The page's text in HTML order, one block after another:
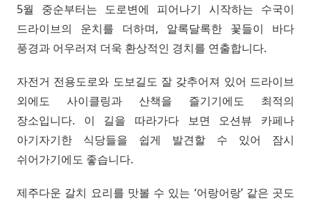
5월 중순부터는 도로변에 피어나기 시작하는 수국이
드라이브의 운치를 더하며, 알록달록한 꽃들이 바다
풍경과 어우러져 더욱 환상적인 경치를 연출합니다.
자전거 전용도로와 도보길도 잘 갖추어져 있어 드라이브
외에도 사이클링과 산책을 즐기기에도 최적의
장소입니다. 이 길을 따라가다 보면 오션뷰 카페나
아기자기한 식당들을 쉽게 발견할 수 있어 잠시
쉬어가기에도 좋습니다.
제주다운 갈치 요리를 맛볼 수 있는 ‘어랑어랑’ 같은 곳도